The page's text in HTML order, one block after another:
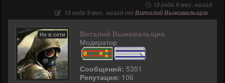
13 года 9 мес. назад
13 года 9 мес. назад от Виталий Выживальщик .
Не в сети
Виталий Выживальщик
Модератор
Сообщений: 5351
Репутация: 106